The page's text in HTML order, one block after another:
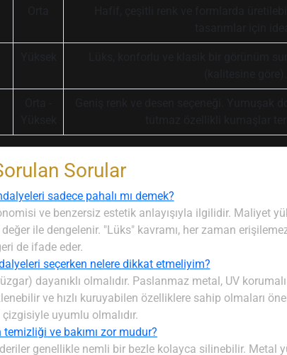
Sorular
sadece pahalı mı demek?
ve benzersiz estetik anlayışıyla ilgilidir. Maliyet
ile dengelenir. "Lüks" kavramı, her zaman
de ifade eder.
seçerken nelere dikkat etmeliyim?
dayanıklı olmalıdır. Paslanmaz metal, UV
ve hızlı kuruyabilen özelliklere sahip olmaları
çizgisiyle uyumlu olmalıdır.
ve bakımı zor mudur?
genellikle nemli bir bezle kolayca silinebilir. Metal